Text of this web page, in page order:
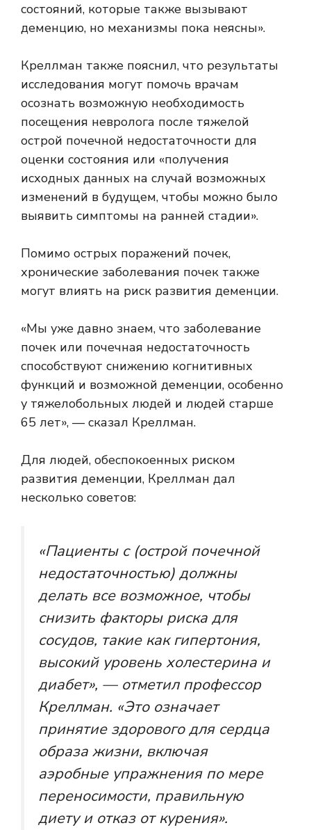
состояний, которые также вызывают
деменцию, но механизмы пока неясны».
Креллман также пояснил, что результаты
исследования могут помочь врачам
осознать возможную необходимость
посещения невролога после тяжелой
острой почечной недостаточности для
оценки состояния или «получения
исходных данных на случай возможных
изменений в будущем, чтобы можно было
выявить симптомы на ранней стадии».
Помимо острых поражений почек,
хронические заболевания почек также
могут влиять на риск развития деменции.
«Мы уже давно знаем, что заболевание
почек или почечная недостаточность
способствуют снижению когнитивных
функций и возможной деменции, особенно
у тяжелобольных людей и людей старше
65 лет», — сказал Креллман.
Для людей, обеспокоенных риском
развития деменции, Креллман дал
несколько советов:
«Пациенты с (острой почечной
недостаточностью) должны
делать все возможное, чтобы
снизить факторы риска для
сосудов, такие как гипертония,
высокий уровень холестерина и
диабет», — отметил профессор
Креллман. «Это означает
принятие здорового для сердца
образа жизни, включая
аэробные упражнения по мере
переносимости, правильную
диету и отказ от курения».